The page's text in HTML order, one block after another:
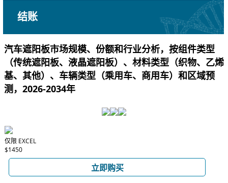
结账
汽车遮阳板市场规模、份额和行业分析，按组件类型
（传统遮阳板、液晶遮阳板）、材料类型（织物、乙烯
基、其他）、车辆类型（乘用车、商用车）和区域预
测，2026-2034年
仅限 EXCEL
$1450
立即购买